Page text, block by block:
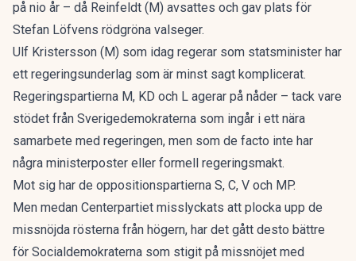
på nio år – då Reinfeldt (M) avsattes och gav plats för
Stefan Löfvens rödgröna valseger.
Ulf Kristersson (M) som idag regerar som statsminister har
ett regeringsunderlag som är minst sagt komplicerat.
Regeringspartierna M, KD och L agerar på nåder – tack vare
stödet från Sverigedemokraterna som ingår i ett nära
samarbete med regeringen, men som de facto inte har
några ministerposter eller formell regeringsmakt.
Mot sig har de oppositionspartierna S, C, V och MP.
Men medan Centerpartiet misslyckats att plocka upp de
missnöjda rösterna från högern, har det gått desto bättre
för Socialdemokraterna som stigit på missnöjet med